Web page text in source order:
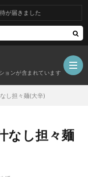
ョンが含まれています
届きました
し担々麺(大辛)
なし担々麺